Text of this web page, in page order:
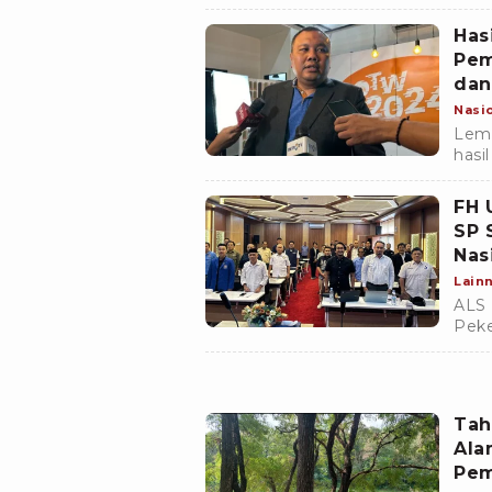
FH
SP
ALS